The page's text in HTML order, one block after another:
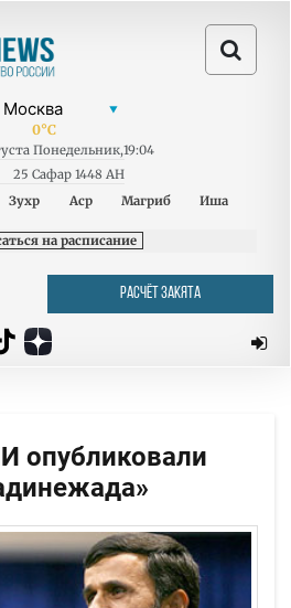
0°C
Понедельник,19:04
25 Сафар 1448 AH
Зухр Аср Магриб Иша
на расписание
РАСЧЁТ ЗАКЯТА
опубликовали